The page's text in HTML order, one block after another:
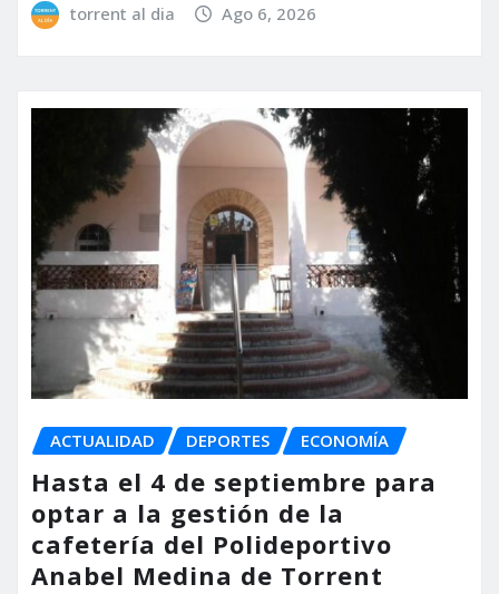
torrent al dia Ago 6, 2026
ACTUALIDAD DEPORTES ECONOMÍA
Hasta el 4 de septiembre para
optar a la gestión de la
cafetería del Polideportivo
Anabel Medina de Torrent